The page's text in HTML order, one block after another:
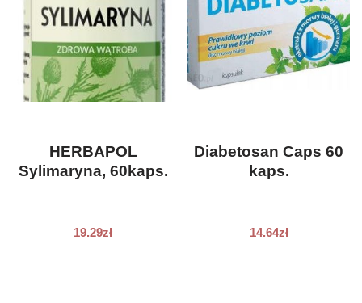
HERBAPOL
Sylimaryna, 60kaps.
19.29zł
Diabetosan Caps 60
kaps.
14.64zł